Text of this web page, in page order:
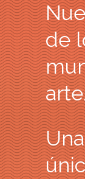
de